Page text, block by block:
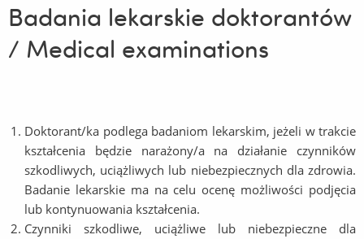
Badania lekarskie doktorantów
/ Medical examinations
Doktorant/ka podlega badaniom lekarskim, jeżeli w trakcie
kształcenia będzie narażony/a na działanie czynników
szkodliwych, uciążliwych lub niebezpiecznych dla zdrowia.
Badanie lekarskie ma na celu ocenę możliwości podjęcia
lub kontynuowania kształcenia.
Czynniki szkodliwe, uciążliwe lub niebezpieczne dla